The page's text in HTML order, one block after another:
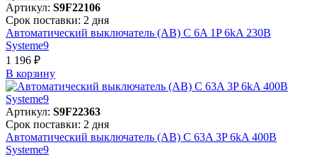
Артикул: S9F22106
Срок поставки: 2 дня
Автоматический выключатель (АВ) C 6A 1P 6kA 230В
Systeme9
1 196 ₽
В корзинy
Артикул: S9F22363
Срок поставки: 2 дня
Автоматический выключатель (АВ) C 63A 3P 6kA 400В
Systeme9